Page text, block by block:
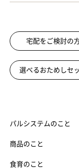
宅配をご検討の
選べるおためしセ
パルシステムのこと
商品のこと
食育のこと